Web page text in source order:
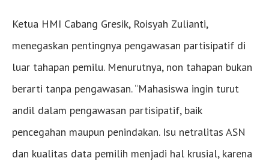
Ketua HMI Cabang Gresik, Roisyah Zulianti,
menegaskan pentingnya pengawasan partisipatif di
luar tahapan pemilu. Menurutnya, non tahapan bukan
berarti tanpa pengawasan. “Mahasiswa ingin turut
andil dalam pengawasan partisipatif, baik
pencegahan maupun penindakan. Isu netralitas ASN
dan kualitas data pemilih menjadi hal krusial, karena